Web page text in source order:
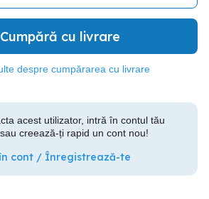
Cumpără cu livrare
despre cumpărarea cu livrare
acest utilizator, intră în contul tău
creează-ți rapid un cont nou!
cont / Înregistrează-te